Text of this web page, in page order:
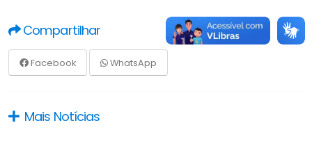
Compartilhar
Facebook WhatsApp
Mais Notícias